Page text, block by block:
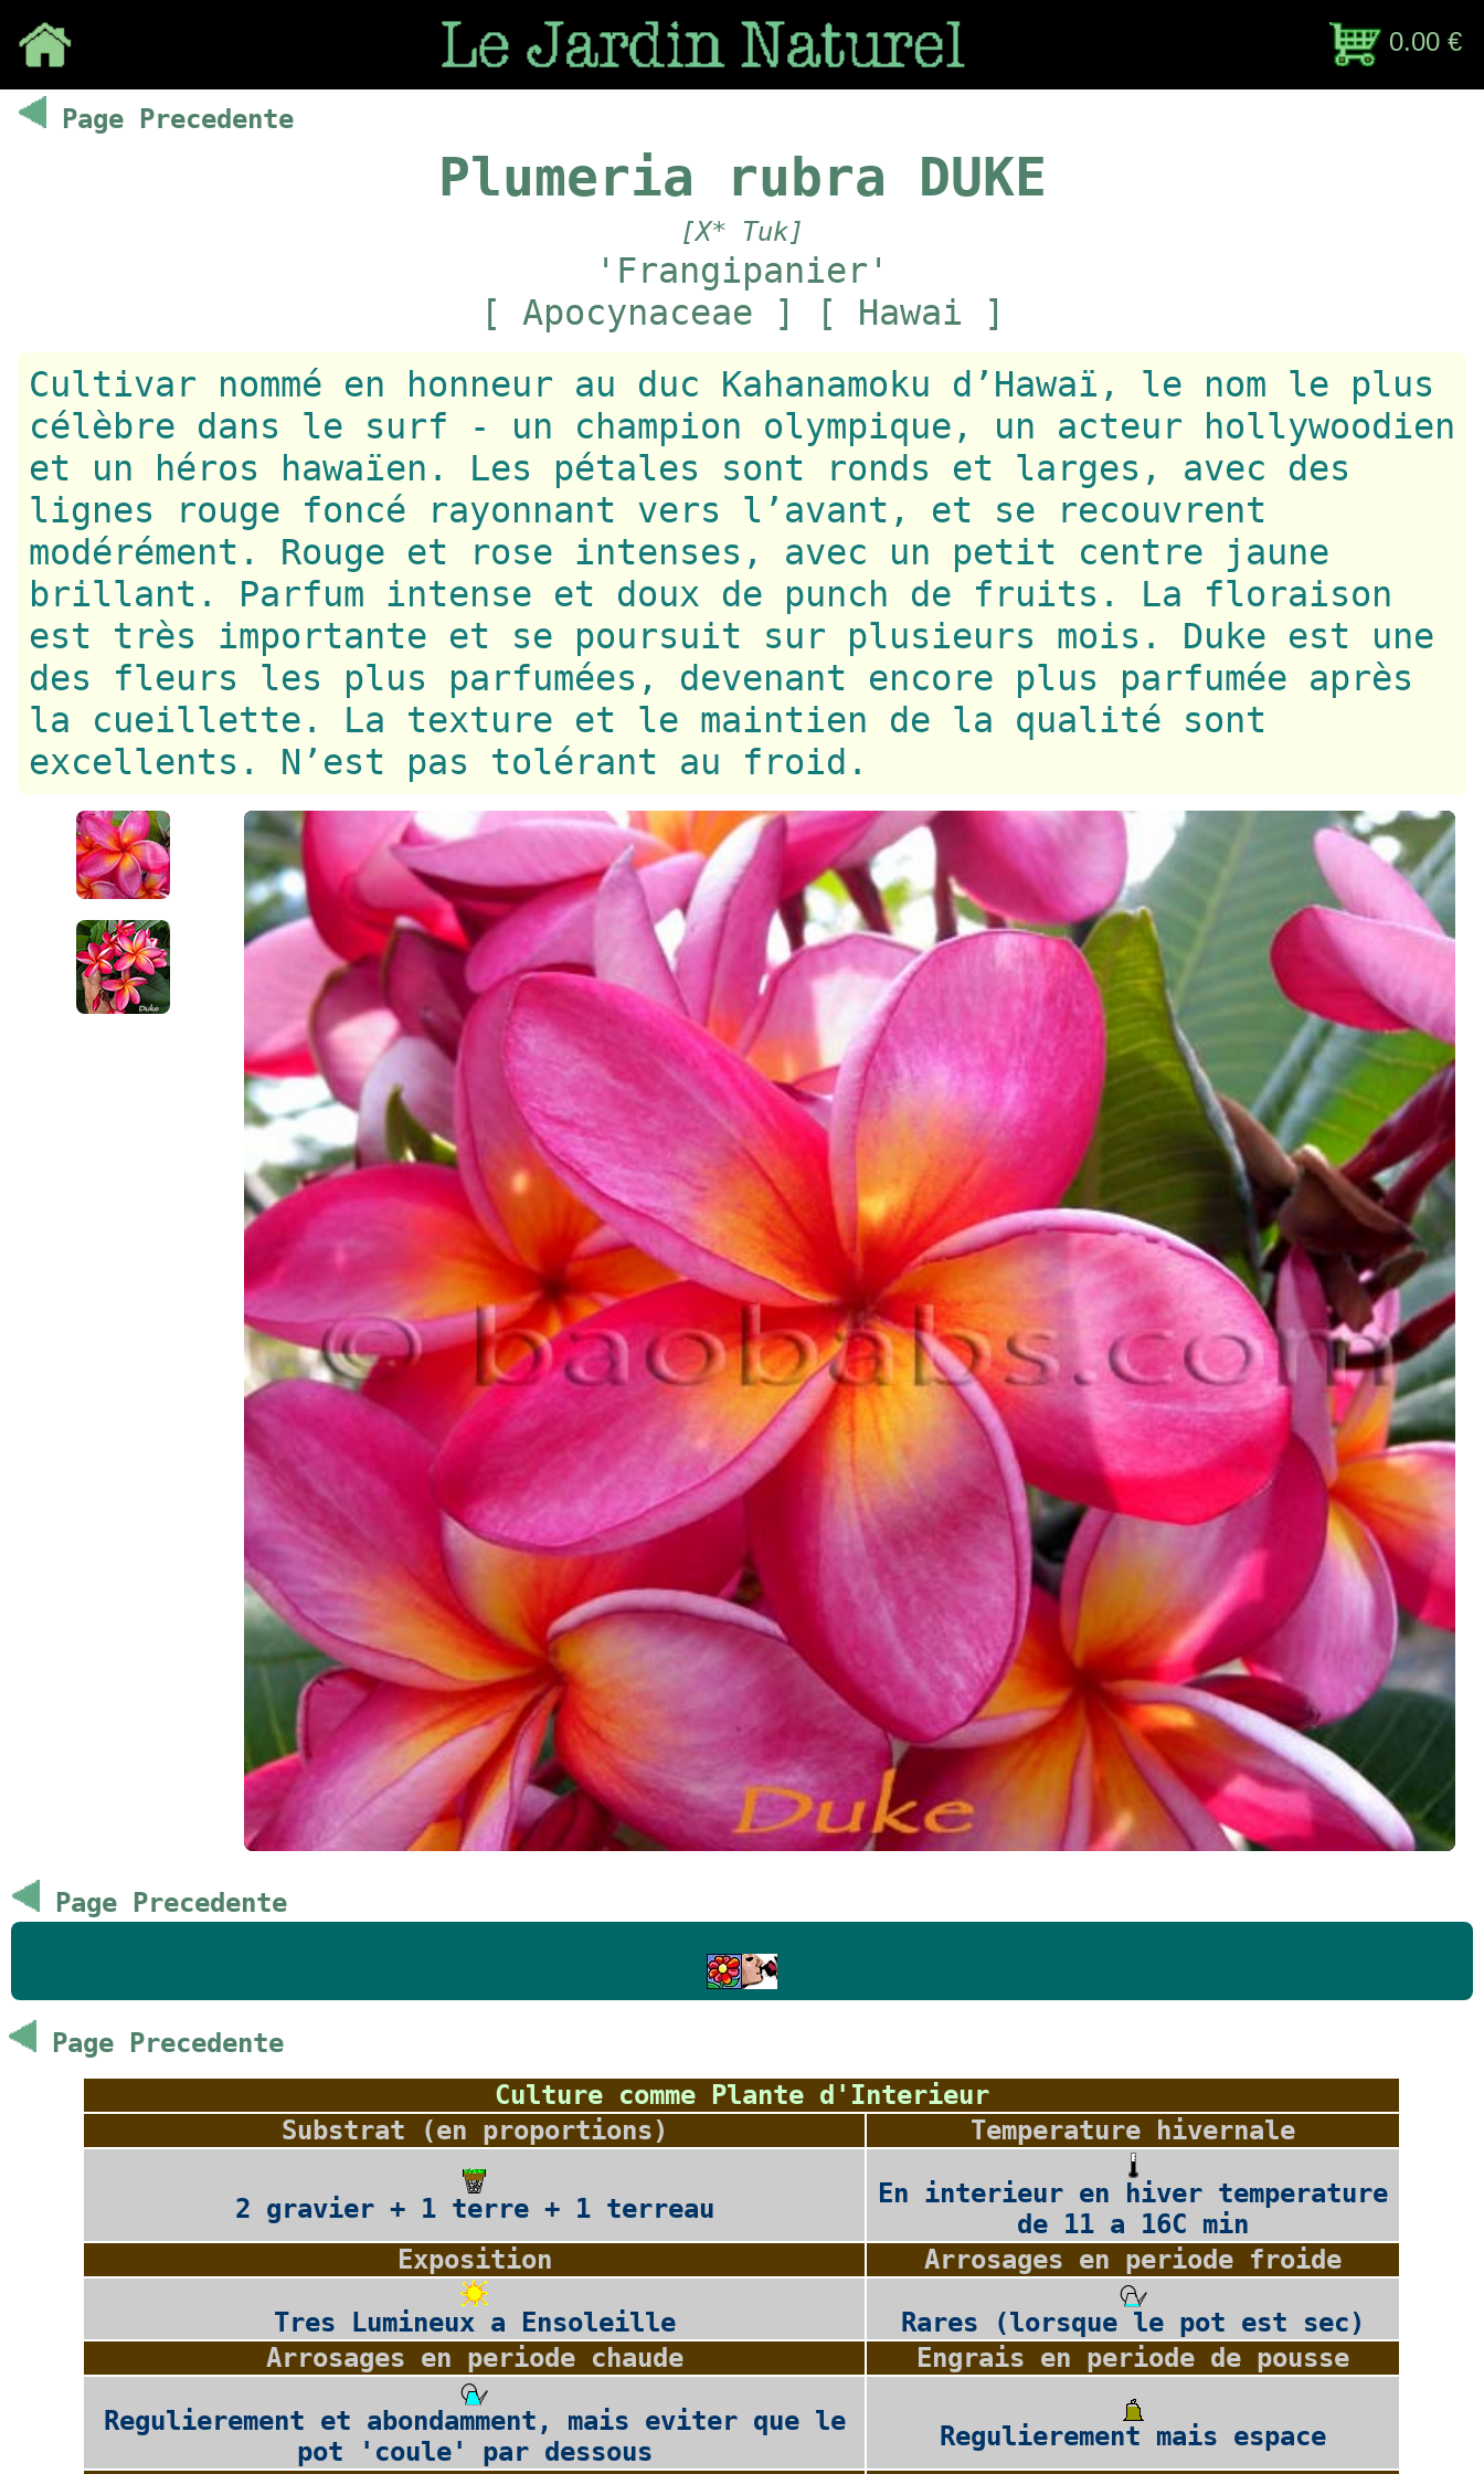
0.00 €
Page Precedente
Plumeria rubra DUKE
[X* Tuk]
'Frangipanier'
[ Apocynaceae ] [ Hawai ]
Cultivar nommé en honneur au duc Kahanamoku d’Hawaï, le nom le plus
célèbre dans le surf - un champion olympique, un acteur hollywoodien
et un héros hawaïen. Les pétales sont ronds et larges, avec des
lignes rouge foncé rayonnant vers l’avant, et se recouvrent
modérément. Rouge et rose intenses, avec un petit centre jaune
brillant. Parfum intense et doux de punch de fruits. La floraison
est très importante et se poursuit sur plusieurs mois. Duke est une
des fleurs les plus parfumées, devenant encore plus parfumée après
la cueillette. La texture et le maintien de la qualité sont
excellents. N’est pas tolérant au froid.
Page Precedente
Page Precedente
Culture comme Plante d'Interieur
Substrat (en proportions)
Temperature hivernale
2 gravier + 1 terre + 1 terreau
En interieur en hiver temperature
de 11 a 16C min
Exposition
Arrosages en periode froide
Tres Lumineux a Ensoleille
Rares (lorsque le pot est sec)
Arrosages en periode chaude
Engrais en periode de pousse
Regulierement et abondamment, mais eviter que le
pot 'coule' par dessous
Regulierement mais espace